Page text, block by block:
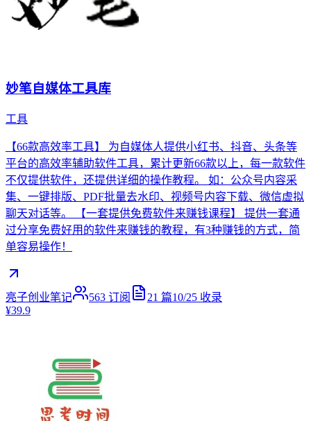
妙笔自媒体工具库
工具
【66款高效率工具】 为自媒体人提供小红书、抖音、头条等
平台的高效率辅助软件工具，累计更新66款以上，每一款软件
不仅提供软件，还提供详细的操作教程。 如：公众号内容采
集、一键排版、PDF批量去水印、视频号内容下载、微信虚拟
聊天对话等。 【一套提供免费软件来赚钱课程】 提供一套通
过分享免费好用的软件来赚钱的教程，有3种赚钱的方式，简
单容易操作！
亮子创业笔记 563 订阅 21 篇10/25 收录
¥39.9